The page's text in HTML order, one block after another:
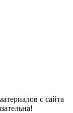
с сайта